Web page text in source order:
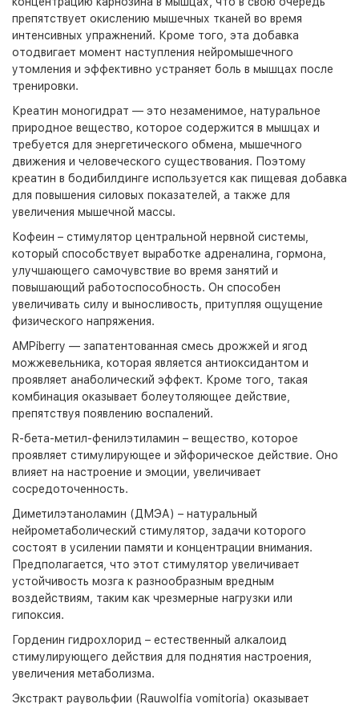
препятствует окислению мышечных тканей во время
интенсивных упражнений. Кроме того, эта добавка
отодвигает момент наступления нейромышечного
утомления и эффективно устраняет боль в мышцах после
тренировки.
Креатин моногидрат — это незаменимое, натуральное
природное вещество, которое содержится в мышцах и
требуется для энергетического обмена, мышечного
движения и человеческого существования. Поэтому
креатин в бодибилдинге используется как пищевая добавка
для повышения силовых показателей, а также для
увеличения мышечной массы.
Кофеин – стимулятор центральной нервной системы,
который способствует выработке адреналина, гормона,
улучшающего самочувствие во время занятий и
повышающий работоспособность. Он способен
увеличивать силу и выносливость, притупляя ощущение
физического напряжения.
AMPiberry — запатентованная смесь дрожжей и ягод
можжевельника, которая является антиоксидантом и
проявляет анаболический эффект. Кроме того, такая
комбинация оказывает болеутоляющее действие,
препятствуя появлению воспалений.
R-бета-метил-фенилэтиламин – вещество, которое
проявляет стимулирующее и эйфорическое действие. Оно
влияет на настроение и эмоции, увеличивает
сосредоточенность.
Диметилэтаноламин (ДМЭА) – натуральный
нейрометаболический стимулятор, задачи которого
состоят в усилении памяти и концентрации внимания.
Предполагается, что этот стимулятор увеличивает
устойчивость мозга к разнообразным вредным
воздействиям, таким как чрезмерные нагрузки или
гипоксия.
Горденин гидрохлорид – естественный алкалоид
стимулирующего действия для поднятия настроения,
увеличения метаболизма.
Экстракт раувольфии (Rauwolfia vomitoria) оказывает